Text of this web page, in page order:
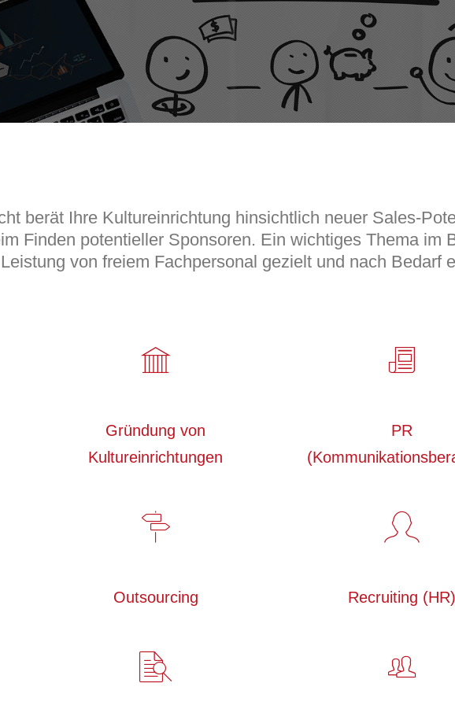
berät Ihre Kultureinrichtung hinsichtlich neuer Sales-
Finden potentieller Sponsoren. Ein wichtiges Thema im
von freiem Fachpersonal gezielt und nach Bedarf
Gründung von
Kultureinrichtungen
PR
Outsourcing Recruiting (HR)